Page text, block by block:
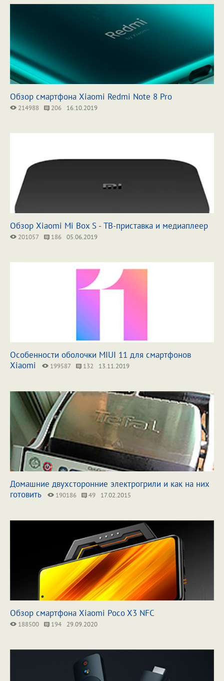
Обзор смартфона Xiaomi Redmi Note 8 Pro
214988 206 16.10.2019
Обзор Xiaomi Mi Box S - ТВ-приставка и медиаплеер
201057 186 05.06.2019
Особенности оболочки MIUI 11 для смартфонов
Xiaomi
199587 132 13.11.2019
Домашние двухсторонние электрогрили и как на них
готовить
190186 49 17.02.2015
Обзор смартфона Xiaomi Poco X3 NFC
188500 194 29.09.2020